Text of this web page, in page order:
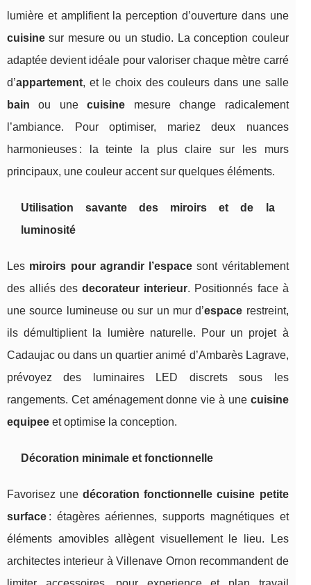
lumière et amplifient la perception d’ouverture dans une
cuisine sur mesure ou un studio. La conception couleur
adaptée devient idéale pour valoriser chaque mètre carré
d’appartement, et le choix des couleurs dans une salle
bain ou unecuisine mesure change radicalement
l’ambiance. Pour optimiser, mariez deux nuances
harmonieuses : la teinte la plus claire sur les murs
principaux, une couleur accent sur quelques éléments.
Utilisation savante des miroirs et de la
luminosité
Les miroirs pour agrandir l’espace sont véritablement
des alliés desdecorateur interieur. Positionnés face à
une source lumineuse ou sur un mur d’espace restreint,
ils démultiplient la lumière naturelle. Pour un projet à
Cadaujac ou dans un quartier animé d’Ambarès Lagrave,
prévoyez des luminaires LED discrets sous les
rangements. Cet aménagement donne vie à une cuisine
equipee et optimise la conception.
Décoration minimale et fonctionnelle
Favorisez unedécoration fonctionnelle cuisine petite
surface : étagères aériennes, supports magnétiques et
éléments amovibles allègent visuellement le lieu. Les
architectes interieur à Villenave Ornon recommandent de